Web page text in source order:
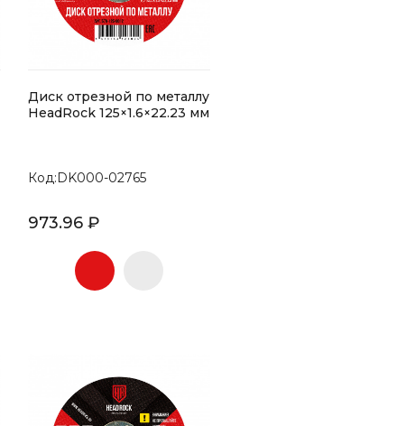
Диск отрезной по металлу
HeadRock 125×1.6×22.23 мм
Код:DK000-02765
973.96 ₽